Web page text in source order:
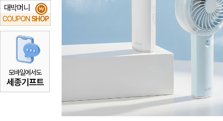
대박머니
COUPON SHOP
₩
모바일에서도
세종기프트